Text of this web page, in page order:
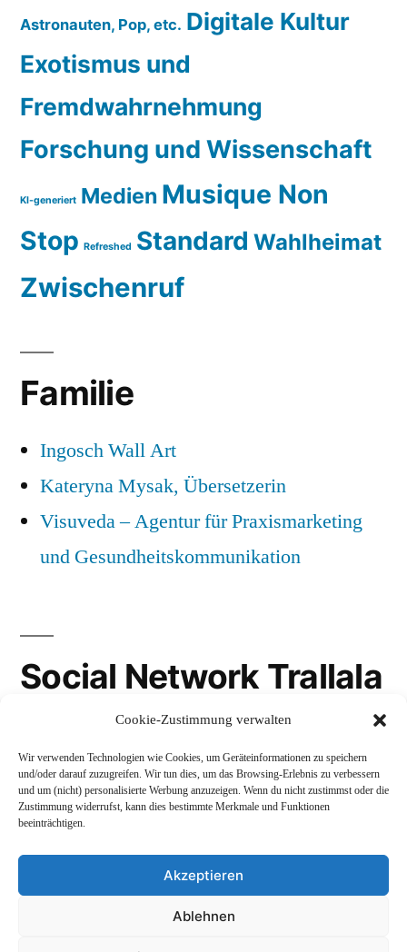
Cookie-Zustimmung verwalten
Wir verwenden Technologien wie Cookies, um Geräteinformationen zu speichern
und/oder darauf zuzugreifen. Wir tun dies, um das Browsing-Erlebnis zu verbessern
und um (nicht) personalisierte Werbung anzuzeigen. Wenn du nicht zustimmst oder die
Zustimmung widerrufst, kann dies bestimmte Merkmale und Funktionen
beeinträchtigen.
Akzeptieren
Ablehnen
Astronauten, Pop, etc. Digitale Kultur
Exotismus und
Fremdwahrnehmung
Forschung und Wissenschaft
KI-generiert Medien Musique Non
Stop Refreshed Standard Wahlheimat
Zwischenruf
Familie
Ingosch Wall Art
Kateryna Mysak, Übersetzerin
Visuveda – Agentur für Praxismarketing
und Gesundheitskommunikation
Social Network Trallala
LinkedIn
Mastodon
Stolz präsentiert von WordPress.